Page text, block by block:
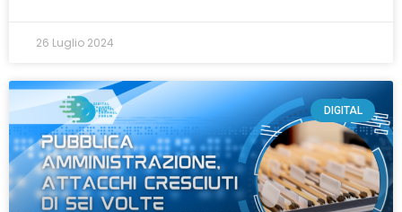
26 Luglio 2024
DIGITAL